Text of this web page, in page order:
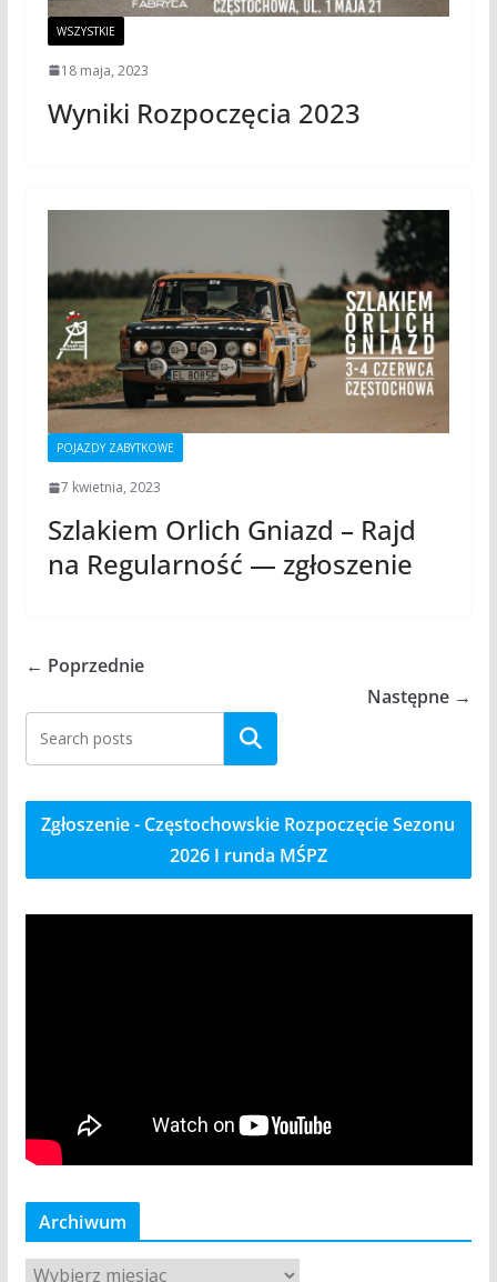
WSZYSTKIE
18 maja, 2023
Wyniki Rozpoczęcia 2023
POJAZDY ZABYTKOWE
7 kwietnia, 2023
Szlakiem Orlich Gniazd – Rajd
na Regularność — zgłoszenie
← Poprzednie
Następne →
Szukaj
Zgłoszenie - Częstochowskie Rozpoczęcie Sezonu
2026 I runda MŚPZ
Archiwum
A